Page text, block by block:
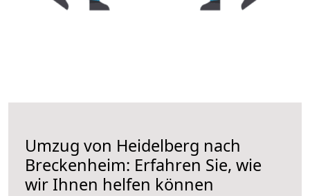
Umzug von Heidelberg nach
Breckenheim: Erfahren Sie, wie
wir Ihnen helfen können